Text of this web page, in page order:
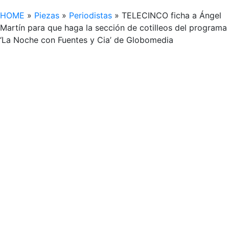
HOME » Piezas » Periodistas » TELECINCO ficha a Ángel
Martín para que haga la sección de cotilleos del programa
‘La Noche con Fuentes y Cia’ de Globomedia